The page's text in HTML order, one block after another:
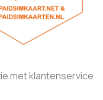
met klantenservice